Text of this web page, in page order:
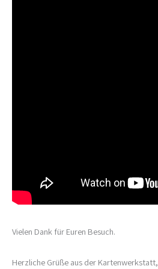
Vielen Dank für Euren Besuch.
Herzliche Grüße aus der Kartenwerkstatt,